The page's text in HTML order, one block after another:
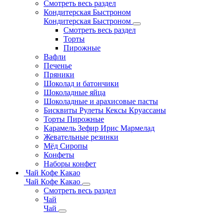
Смотреть весь раздел
Кондитерская Быстроном
Кондитерская Быстроном
Смотреть весь раздел
Торты
Пирожные
Вафли
Печенье
Пряники
Шоколад и батончики
Шоколадные яйца
Шоколадные и арахисовые пасты
Бисквиты Рулеты Кексы Круассаны
Торты Пирожные
Карамель Зефир Ирис Мармелад
Жевательные резинки
Мёд Сиропы
Конфеты
Наборы конфет
Чай Кофе Какао
Чай Кофе Какао
Смотреть весь раздел
Чай
Чай